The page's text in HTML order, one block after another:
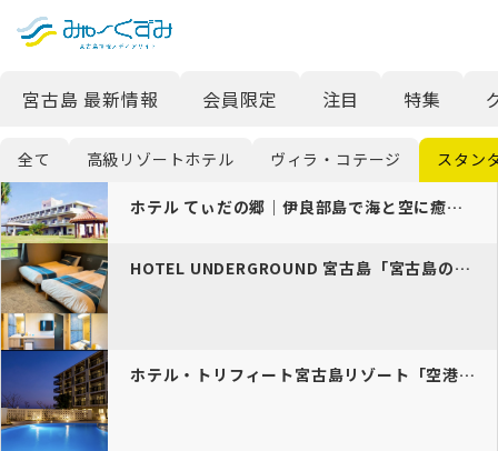
English
中文 (台灣)
宮古島 最新情報 会員限定 注目 特集
全て 高級リゾートホテル ヴィラ・コテージ スタン
ホテル てぃだの郷｜伊良部島で海と空に癒される全室オーシャンビューの…
HOTEL UNDERGROUND 宮古島「宮古島の神秘を体感できる…
ホテル・トリフィート宮古島リゾート「空港近くで便利なリゾートホテルで…